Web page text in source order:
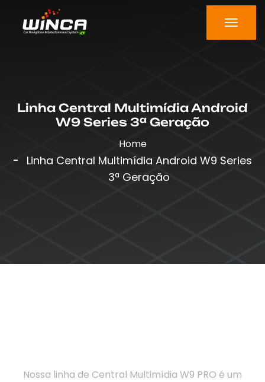
Linha Central Multimídia Android
W9 Series 3ª Geração
Home
Linha Central Multimídia Android W9 Series
3ª Geração
Nossa linha de Central Multimídia W9 PRO é um